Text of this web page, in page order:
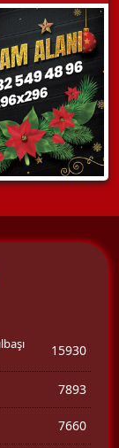
15930
7893
7660